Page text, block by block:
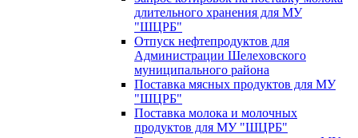
длительного хранения для МУ
"ШЦРБ"
Отпуск нефтепродуктов для
Администрации Шелеховского
муниципального района
Поставка мясных продуктов для МУ
"ШЦРБ"
Поставка молока и молочных
продуктов для МУ "ШЦРБ"